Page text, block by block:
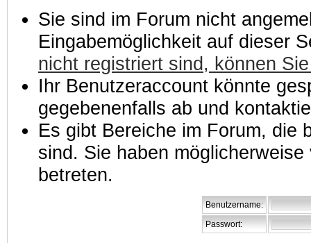
Sie sind im Forum nicht
Eingabemöglichkeit auf dieser
nicht registriert sind, können
Ihr Benutzeraccount könnte
gegebenenfalls ab und
Es gibt Bereiche im Forum, die
sind. Sie haben
betreten.
Benutzername:
Passwort: